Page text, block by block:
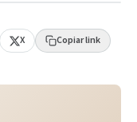
X Copiar link